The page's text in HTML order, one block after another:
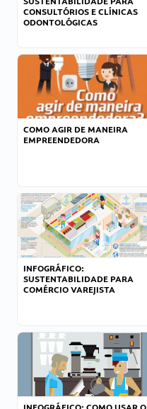
CONSULTÓRIOS E CLÍNICAS
ODONTOLÓGICAS
COMO AGIR DE MANEIRA
EMPREENDEDORA
INFOGRÁFICO:
SUSTENTABILIDADE PARA
COMÉRCIO VAREJISTA